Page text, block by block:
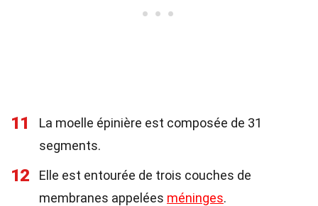
11
La moelle épinière est composée de 31
segments.
12
Elle est entourée de trois couches de
membranes appelées méninges.